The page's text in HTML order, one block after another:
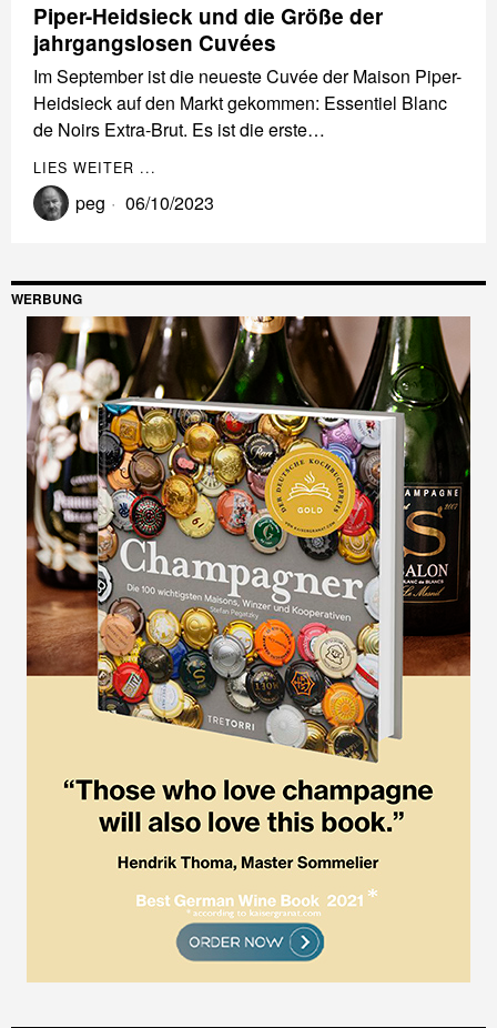
Piper-Heidsieck und die Größe der
jahrgangslosen Cuvées
Im September ist die neueste Cuvée der Maison Piper-
Heidsieck auf den Markt gekommen: Essentiel Blanc
de Noirs Extra-Brut. Es ist die erste…
LIES WEITER ...
peg 06/10/2023
WERBUNG